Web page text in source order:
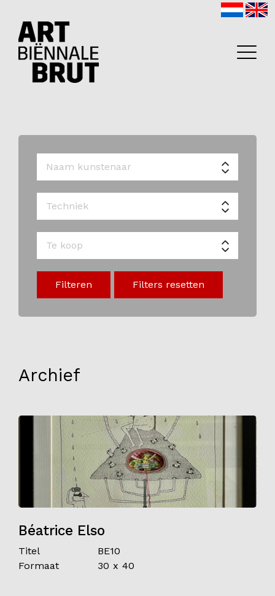
Home
Exposanten
2026
Programma
Over ons
Art Brut
Fotoalbums
Partners
Contact
Filteren Filters resetten
Archief
Béatrice Elso
Titel
BE10
Formaat
30 x 40